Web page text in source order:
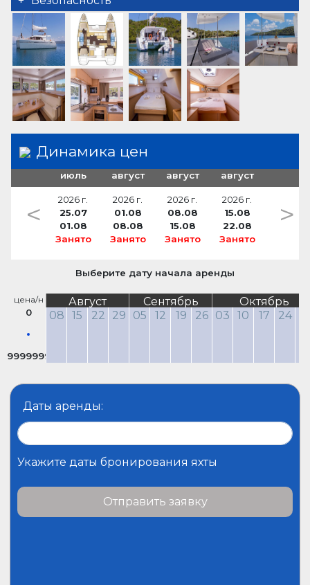
лестница для купания
Davit
навесной тент
тузик с подвесным мотором
– dinghy Highfield, Outboard 8hp
Анемометр
автопилот
постельное белье
VHF радио
Динамика цен
июль
2026 г.
25.07
01.08
Занято
август
2026 г.
01.08
08.08
Занято
август
2026 г.
08.08
15.08
Занято
август
2026 г.
15.08
22.08
Занято
< >
Выберите дату начала аренды
цена/н
0
9999999
Август Сентябрь
Октябрь
08
15 22 29 05 12 19 26 03 10 17 24
Даты аренды:
Укажите даты бронирования яхты
Отправить заявку